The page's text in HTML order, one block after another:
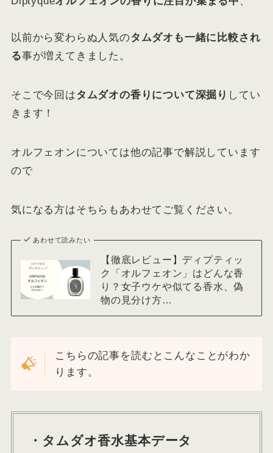
以前から変わらぬ人気のタムダオも一緒に比較され
る事が増えてきました。
そこで今回はタムダオの香りについて深掘り してい
きます！
オルフェオンについては他の記事で解説しています
ので
気になる方はそちらもあわせてご覧ください。
あわせて読みたい
【徹底レビュー】ディプティッ
ク「オルフェオン」はどんな香
り？女子ウケや似てる香水、偽
物の見分け方…
こちらの記事を読むとこんなことがわか
ります。
・タムダオ香水基本データ